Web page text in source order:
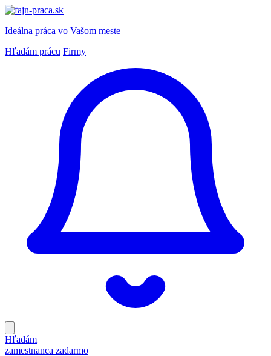
Ideálna práca vo Vašom meste
Hľadám prácu Firmy
Hľadám
zamestnanca zadarmo